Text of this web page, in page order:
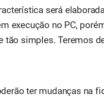
será
execução no PC,
simples. Teremos
ter mudanças na